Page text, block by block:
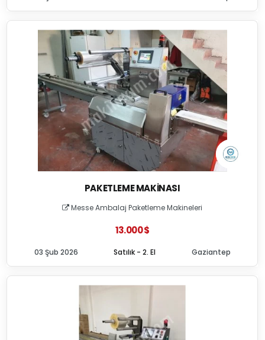
PAKETLEME MAKINASI
Messe Ambalaj Paketleme Makineleri
13.000 $
Satılık - 2. El
03 Şub 2026 Gaziantep